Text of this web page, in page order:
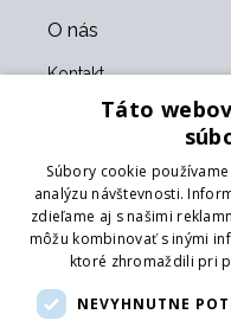
O nás
Kontakt
Obchodné podmienky
Naši partneri
Formulár na vrátenie
Vrátenie tovaru
Doprava
Táto
Súbory cookie
analýzu návštevnosti.
zdieľame aj s našimi
môžu kombinovať s inými
ktoré zhromaždili pri
NEVYHNUTNE